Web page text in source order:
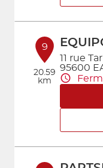
9
20.59
km
11 rue
95600